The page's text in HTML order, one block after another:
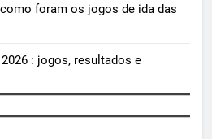
foram os jogos de ida das
: jogos, resultados e